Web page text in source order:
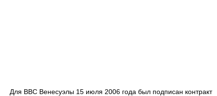
Для ВВС Венесуэлы 15 июля 2006 года был подписан контракт